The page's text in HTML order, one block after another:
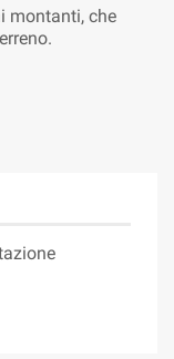
montanti, che